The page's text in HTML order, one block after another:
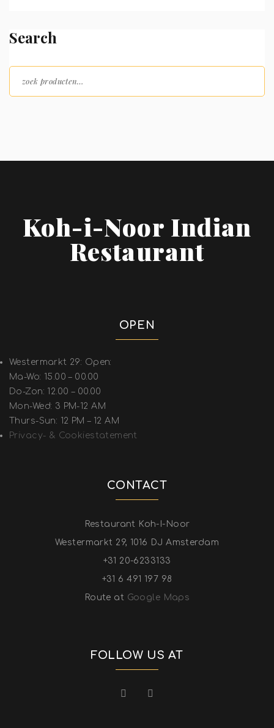
Search
Koh-i-Noor Indian
Restaurant
OPEN
Westermarkt 29: Open:
Ma-Wo: 15.00 – 00.00
Do-Zon: 12.00 – 00.00
Mon-Wed: 3 PM-12 AM
Thurs-Sun: 12 PM – 12 AM
Privacy- & Cookiestatement
CONTACT
Restaurant Koh-I-Noor
Westermarkt 29, 1016 DJ Amsterdam
+31 20-6233133
+31 6 491 197 98
Route at Google Maps
FOLLOW US AT